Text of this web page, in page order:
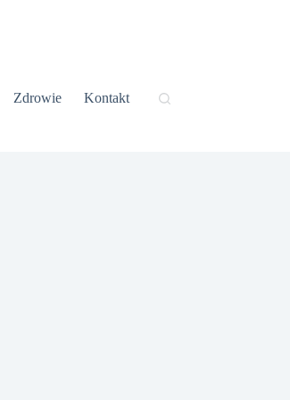
Zdrowie Kontakt